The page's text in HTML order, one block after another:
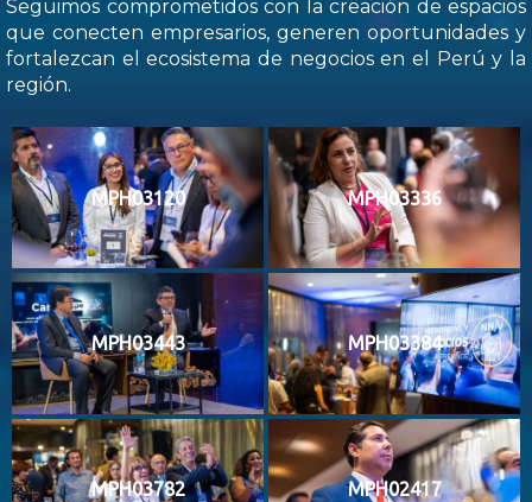
Seguimos comprometidos con la creación de espacios
que conecten empresarios, generen oportunidades y
fortalezcan el ecosistema de negocios en el Perú y la
región.
MPH03120 MPH03336
MPH03443 MPH03384
MPH03782 MPH02417